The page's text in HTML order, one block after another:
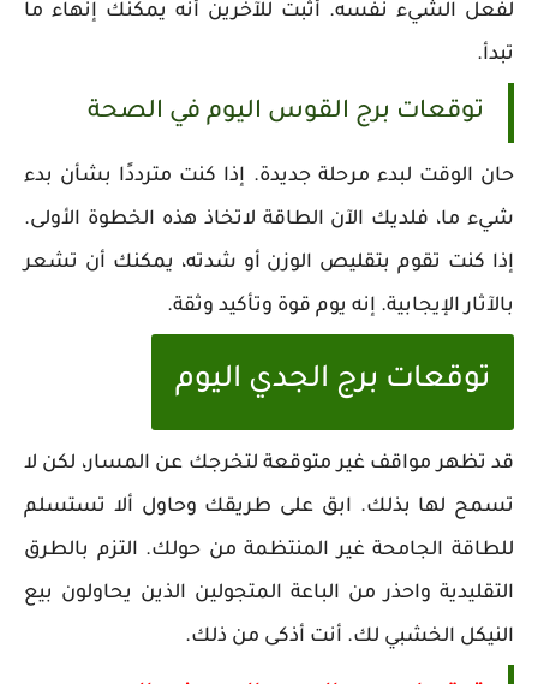
لفعل الشيء نفسه. أثبت للآخرين أنه يمكنك إنهاء ما
تبدأ.
توقعات برج القوس اليوم في الصحة
حان الوقت لبدء مرحلة جديدة. إذا كنت مترددًا بشأن بدء
شيء ما، فلديك الآن الطاقة لاتخاذ هذه الخطوة الأولى.
إذا كنت تقوم بتقليص الوزن أو شدته، يمكنك أن تشعر
بالآثار الإيجابية. إنه يوم قوة وتأكيد وثقة.
توقعات برج الجدي اليوم
قد تظهر مواقف غير متوقعة لتخرجك عن المسار، لكن لا
تسمح لها بذلك. ابق على طريقك وحاول ألا تستسلم
للطاقة الجامحة غير المنتظمة من حولك. التزم بالطرق
التقليدية واحذر من الباعة المتجولين الذين يحاولون بيع
النيكل الخشبي لك. أنت أذكى من ذلك.